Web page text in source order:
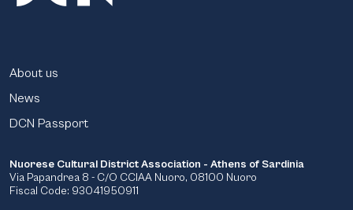
About us
News
DCN Passport
Nuorese Cultural District Association - Athens of Sardinia
Via Papandrea 8 - C/O CCIAA Nuoro, 08100 Nuoro
Fiscal Code: 93041950911